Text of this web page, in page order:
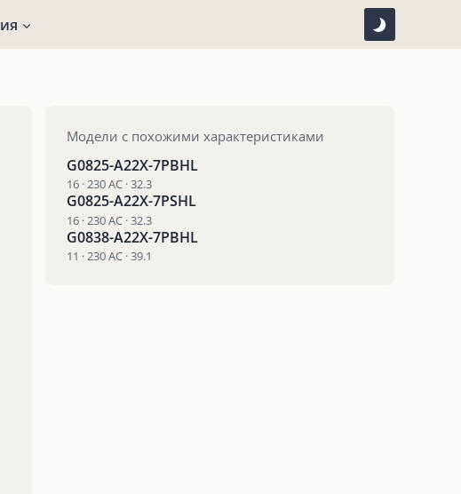
Модели с похожими характеристиками
G0825-A22X-7PBHL
16 · 230 AC · 32.3
G0825-A22X-7PSHL
16 · 230 AC · 32.3
G0838-A22X-7PBHL
11 · 230 AC · 39.1